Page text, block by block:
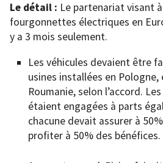
Le détail : Le partenariat visant
fourgonnettes électriques en
y a 3 mois seulement.
Les véhicules devaient être
usines installées en
Roumanie, selon l’accord.
étaient engagées à parts
chacune devait assurer à
profiter à 50% des bénéfices.